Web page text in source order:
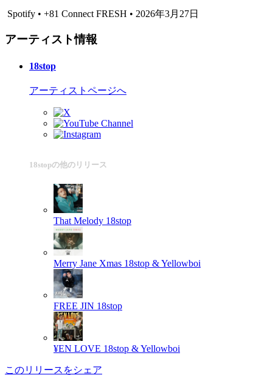
Spotify • +81 Connect FRESH • 2026年3月27日
アーティスト情報
18stop
アーティストページへ
18stopの他のリリース
That Melody 18stop
Merry Jane Xmas 18stop & Yellowboi
FREE JIN 18stop
¥EN LOVE 18stop & Yellowboi
このリリースをシェア